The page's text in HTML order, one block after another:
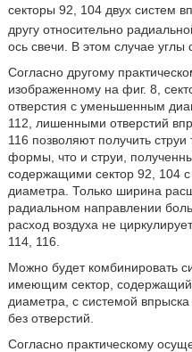
секторы 92, 104 двух систем
другу относительно
ось свечи. В этом случае углы
Согласно другому
изображенному на фиг. 8,
отверстия с уменьшенным
112, лишенными отверстий
116 позволяют получить
формы, что и струи,
содержащими сектор 92, 104
диаметра. Только ширина
радиальном направлении
расход воздуха не
114, 116.
Можно будет комбинировать
имеющим сектор, содержащий
диаметра, с системой
без отверстий.
Согласно практическому